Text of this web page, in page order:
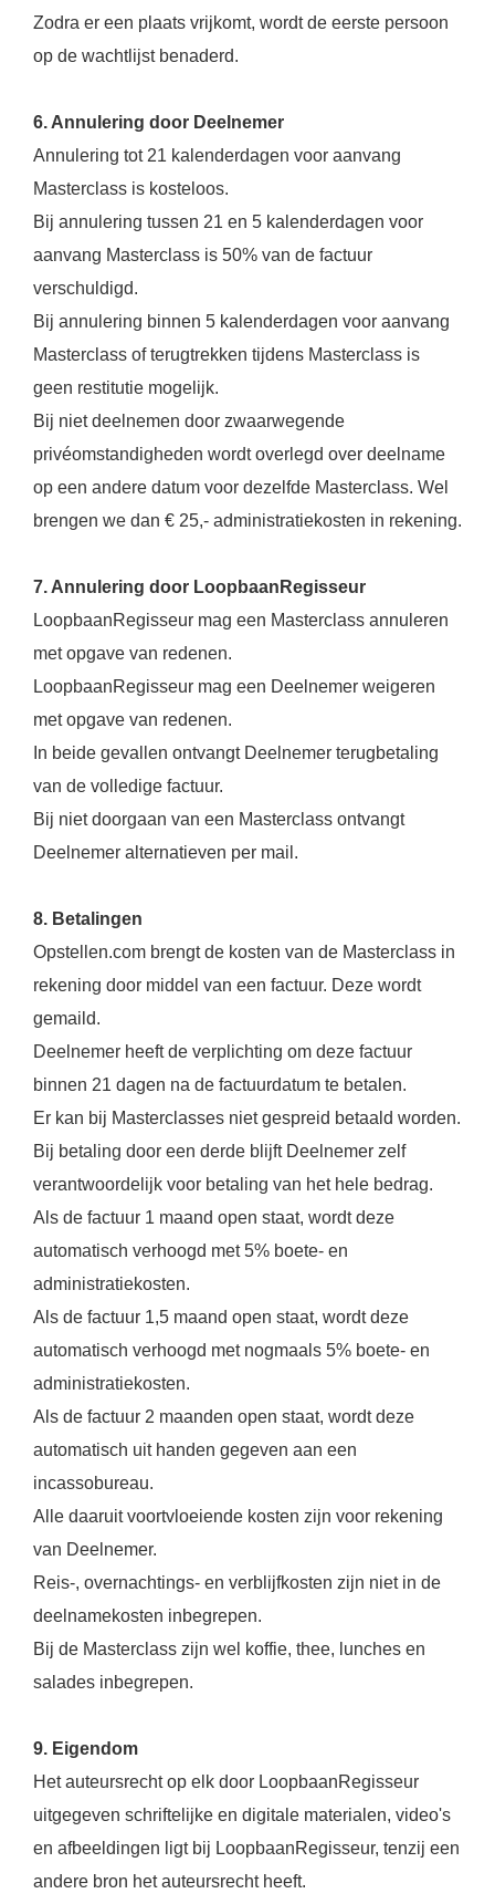
Zodra er een plaats vrijkomt, wordt de eerste persoon
op de wachtlijst benaderd.
6. Annulering door Deelnemer
Annulering tot 21 kalenderdagen voor aanvang
Masterclass is kosteloos.
Bij annulering tussen 21 en 5 kalenderdagen voor
aanvang Masterclass is 50% van de factuur
verschuldigd.
Bij annulering binnen 5 kalenderdagen voor aanvang
Masterclass of terugtrekken tijdens Masterclass is
geen restitutie mogelijk.
Bij niet deelnemen door zwaarwegende
privéomstandigheden wordt overlegd over deelname
op een andere datum voor dezelfde Masterclass. Wel
brengen we dan € 25,- administratiekosten in rekening.
7. Annulering door LoopbaanRegisseur
LoopbaanRegisseur mag een Masterclass annuleren
met opgave van redenen.
LoopbaanRegisseur mag een Deelnemer weigeren
met opgave van redenen.
In beide gevallen ontvangt Deelnemer terugbetaling
van de volledige factuur.
Bij niet doorgaan van een Masterclass ontvangt
Deelnemer alternatieven per mail.
8. Betalingen
Opstellen.com brengt de kosten van de Masterclass in
rekening door middel van een factuur. Deze wordt
gemaild.
Deelnemer heeft de verplichting om deze factuur
binnen 21 dagen na de factuurdatum te betalen.
Er kan bij Masterclasses niet gespreid betaald worden.
Bij betaling door een derde blijft Deelnemer zelf
verantwoordelijk voor betaling van het hele bedrag.
Als de factuur 1 maand open staat, wordt deze
automatisch verhoogd met 5% boete- en
administratiekosten.
Als de factuur 1,5 maand open staat, wordt deze
automatisch verhoogd met nogmaals 5% boete- en
administratiekosten.
Als de factuur 2 maanden open staat, wordt deze
automatisch uit handen gegeven aan een
incassobureau.
Alle daaruit voortvloeiende kosten zijn voor rekening
van Deelnemer.
Reis-, overnachtings- en verblijfkosten zijn niet in de
deelnamekosten inbegrepen.
Bij de Masterclass zijn wel koffie, thee, lunches en
salades inbegrepen.
9. Eigendom
Het auteursrecht op elk door LoopbaanRegisseur
uitgegeven schriftelijke en digitale materialen, video's
en afbeeldingen ligt bij LoopbaanRegisseur, tenzij een
andere bron het auteursrecht heeft.